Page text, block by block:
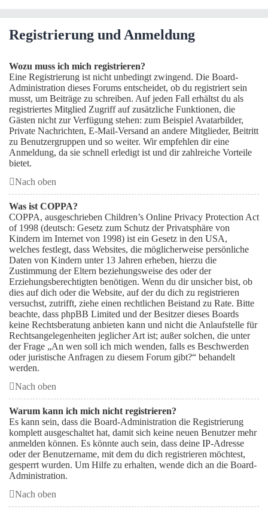
Registrierung und Anmeldung
Wozu muss ich mich registrieren?
Eine Registrierung ist nicht unbedingt zwingend. Die Board-
Administration dieses Forums entscheidet, ob du registriert sein
musst, um Beiträge zu schreiben. Auf jeden Fall erhältst du als
registriertes Mitglied Zugriff auf zusätzliche Funktionen, die
Gästen nicht zur Verfügung stehen: zum Beispiel Avatarbilder,
Private Nachrichten, E-Mail-Versand an andere Mitglieder, Beitritt
zu Benutzergruppen und so weiter. Wir empfehlen dir eine
Anmeldung, da sie schnell erledigt ist und dir zahlreiche Vorteile
bietet.
Nach oben
Was ist COPPA?
COPPA, ausgeschrieben Children’s Online Privacy Protection Act
of 1998 (deutsch: Gesetz zum Schutz der Privatsphäre von
Kindern im Internet von 1998) ist ein Gesetz in den USA,
welches festlegt, dass Websites, die möglicherweise persönliche
Daten von Kindern unter 13 Jahren erheben, hierzu die
Zustimmung der Eltern beziehungsweise des oder der
Erziehungsberechtigten benötigen. Wenn du dir unsicher bist, ob
dies auf dich oder die Website, auf der du dich zu registrieren
versuchst, zutrifft, ziehe einen rechtlichen Beistand zu Rate. Bitte
beachte, dass phpBB Limited und der Besitzer dieses Boards
keine Rechtsberatung anbieten kann und nicht die Anlaufstelle für
Rechtsangelegenheiten jeglicher Art ist; außer solchen, die unter
der Frage „An wen soll ich mich wenden, falls es Beschwerden
oder juristische Anfragen zu diesem Forum gibt?“ behandelt
werden.
Nach oben
Warum kann ich mich nicht registrieren?
Es kann sein, dass die Board-Administration die Registrierung
komplett ausgeschaltet hat, damit sich keine neuen Benutzer mehr
anmelden können. Es könnte auch sein, dass deine IP-Adresse
oder der Benutzername, mit dem du dich registrieren möchtest,
gesperrt wurden. Um Hilfe zu erhalten, wende dich an die Board-
Administration.
Nach oben